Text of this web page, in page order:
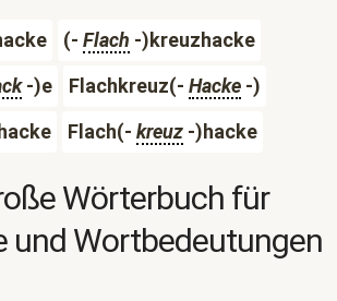
(- Flach -)kreuzhacke
-)e Flachkreuz(- Hacke -)
Flach(- kreuz -)hacke
Wörterbuch für
und Wortbedeutungen